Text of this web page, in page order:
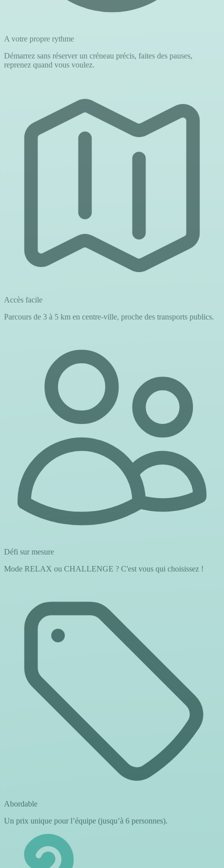
A votre propre rythme
Démarrez sans réserver un créneau précis, faites des pauses,
reprenez quand vous voulez.
Accès facile
Parcours de 3 à 5 km en centre-ville, proche des transports publics.
Défi sur mesure
Mode RELAX ou CHALLENGE ? C'est vous qui choisissez !
Abordable
Un prix unique pour l’équipe (jusqu’à 6 personnes).